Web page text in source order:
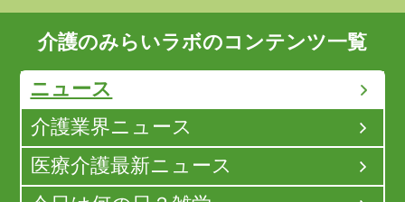
介護のみらいラボのコンテンツ一覧
ニュース
介護業界ニュース
医療介護最新ニュース